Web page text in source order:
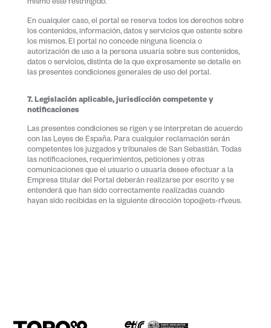
En cualquier caso, el portal se reserva todos los derechos sobre
los contenidos, información, datos y servicios que ostente sobre
los mismos. El portal no concede ninguna licencia o
autorización de uso a la persona usuaria sobre sus contenidos,
datos o servicios, distinta de la que expresamente se detalle en
las presentes condiciones generales de uso del portal.
7. Legislación aplicable, jurisdicción competente y
notificaciones
Las presentes condiciones se rigen y se interpretan de acuerdo
con las Leyes de España. Para cualquier reclamación serán
competentes los juzgados y tribunales de San Sebastián. Todas
las notificaciones, requerimientos, peticiones y otras
comunicaciones que el usuario o usuaria desee efectuar a la
Empresa titular del Portal deberán realizarse por escrito y se
entenderá que han sido correctamente realizadas cuando
hayan sido recibidas en la siguiente dirección topo@ets-rfv.eus.